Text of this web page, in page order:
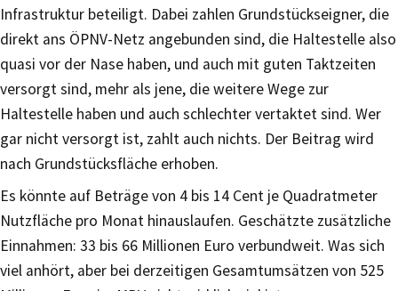
Infrastruktur beteiligt. Dabei zahlen Grundstückseigner, die
direkt ans ÖPNV-Netz angebunden sind, die Haltestelle also
quasi vor der Nase haben, und auch mit guten Taktzeiten
versorgt sind, mehr als jene, die weitere Wege zur
Haltestelle haben und auch schlechter vertaktet sind. Wer
gar nicht versorgt ist, zahlt auch nichts. Der Beitrag wird
nach Grundstücksfläche erhoben.
Es könnte auf Beträge von 4 bis 14 Cent je Quadratmeter
Nutzfläche pro Monat hinauslaufen. Geschätzte zusätzliche
Einnahmen: 33 bis 66 Millionen Euro verbundweit. Was sich
viel anhört, aber bei derzeitigen Gesamtumsätzen von 525